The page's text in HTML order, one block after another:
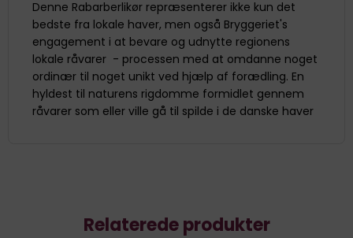
Denne Rabarberlikør repræsenterer ikke kun det
bedste fra lokale haver, men også Bryggeriet's
engagement i at bevare og udnytte regionens
lokale råvarer - processen med at omdanne noget
ordinær til noget unikt ved hjælp af forædling. En
hyldest til naturens rigdomme formidlet gennem
råvarer som eller ville gå til spilde i de danske haver
Relaterede produkter